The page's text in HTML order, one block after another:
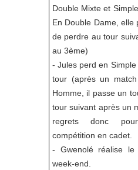
Double Mixte et
En Double Dame, elle
de perdre au tour
au 3ème)
- Jules perd en
tour (après un
Homme, il passe un
tour suivant après un
regrets donc
compétition en cadet.
- Gwenolé réalise
week-end.